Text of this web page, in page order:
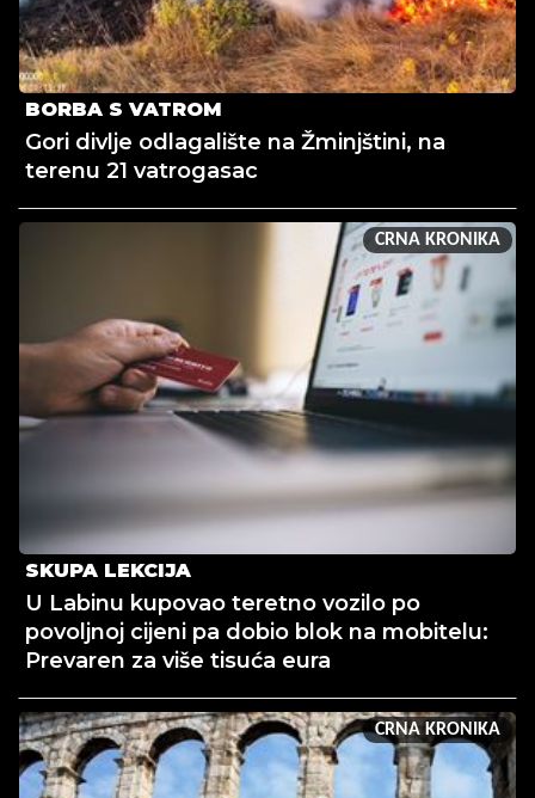
BORBA S VATROM
Gori divlje odlagalište na Žminjštini, na
terenu 21 vatrogasac
CRNA KRONIKA
SKUPA LEKCIJA
U Labinu kupovao teretno vozilo po
povoljnoj cijeni pa dobio blok na mobitelu:
Prevaren za više tisuća eura
CRNA KRONIKA